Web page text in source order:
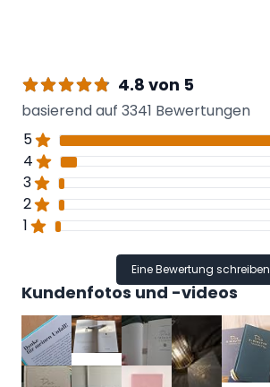
4.8 von 5
basierend auf 3341 Bewertungen
5
4
3
2
1
Kundenfotos und -videos
Eine Bewertung schreiben